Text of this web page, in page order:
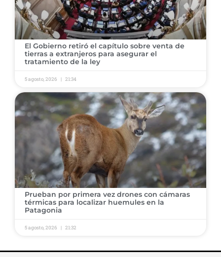
El Gobierno retiró el capítulo sobre venta de
tierras a extranjeros para asegurar el
tratamiento de la ley
5 agosto, 2026 21:34
Prueban por primera vez drones con cámaras
térmicas para localizar huemules en la
Patagonia
5 agosto, 2026 21:32